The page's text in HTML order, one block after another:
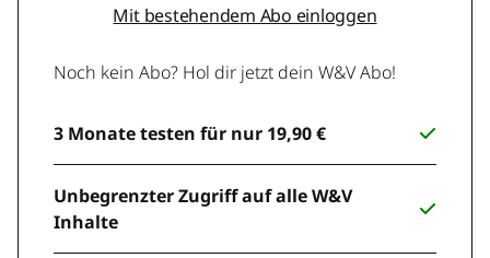
Mit bestehendem Abo einloggen
Noch kein Abo? Hol dir jetzt dein W&V Abo!
3 Monate testen für nur 19,90 €
Unbegrenzter Zugriff auf alle W&V
Inhalte